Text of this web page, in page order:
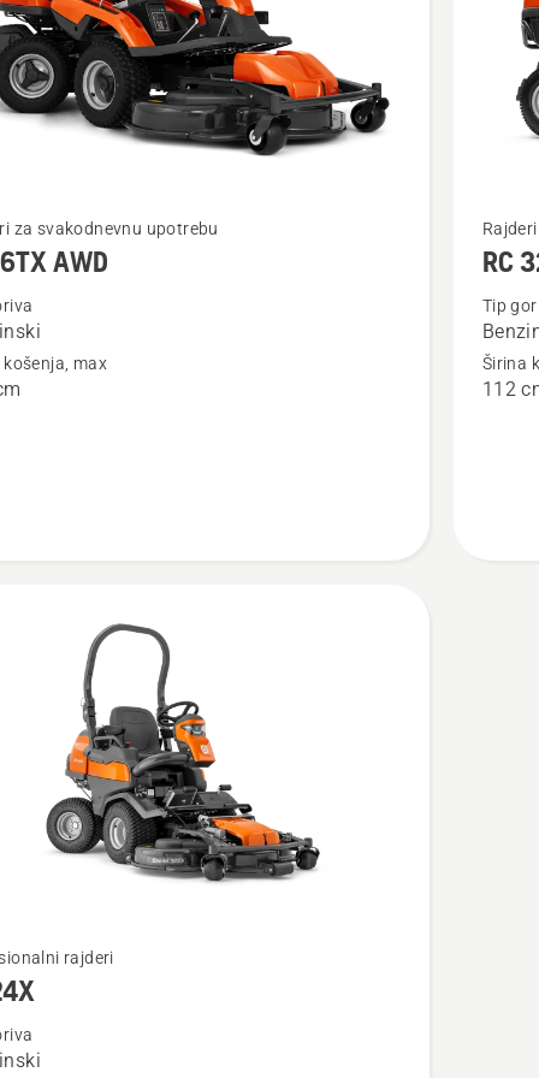
za svakodnevnu upotrebu
AWD
košenja, max
više
detalja
RC
RC
Tip
Širina
112
rajderi